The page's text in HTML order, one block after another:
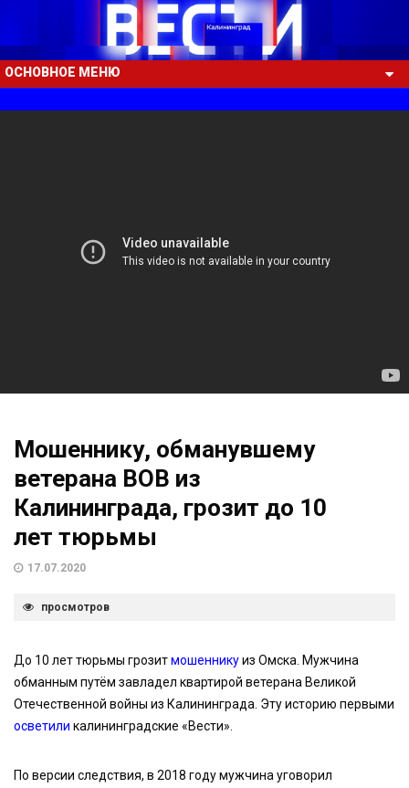
ОСНОВНОЕ МЕНЮ
Мошеннику, обманувшему
ветерана ВОВ из
Калининграда, грозит до 10
лет тюрьмы
17.07.2020
просмотров
До 10 лет тюрьмы грозитмошенникуиз Омска. Мужчина
обманным путём завладел квартирой ветерана Великой
Отечественной войны из Калининграда. Эту историю первыми
осветили калининградские «Вести».
По версии следствия, в 2018 году мужчина уговорил